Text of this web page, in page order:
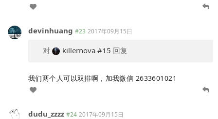
devinhuang #23 2017年09月15日
对 killernova #15 回复
我们两个人可以双排啊，加我微信 2633601021
dudu_zzzz #24 2017年09月15日